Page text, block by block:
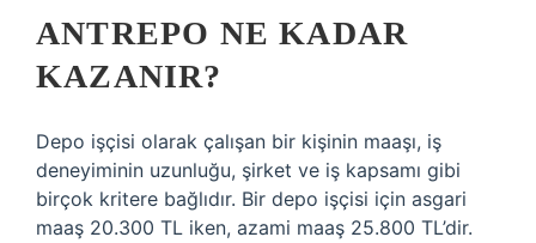
ANTREPO NE KADAR
KAZANIR?
Depo işçisi olarak çalışan bir kişinin maaşı, iş
deneyiminin uzunluğu, şirket ve iş kapsamı gibi
birçok kritere bağlıdır. Bir depo işçisi için asgari
maaş 20.300 TL iken, azami maaş 25.800 TL’dir.